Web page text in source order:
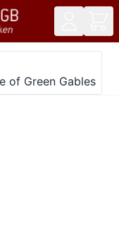
of Green Gables